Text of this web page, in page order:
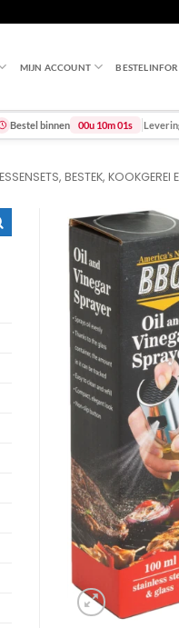
MIJN ACCOUNT
Bestel binnen 00u 10m 01s
BESTEK, KOOKGEREI